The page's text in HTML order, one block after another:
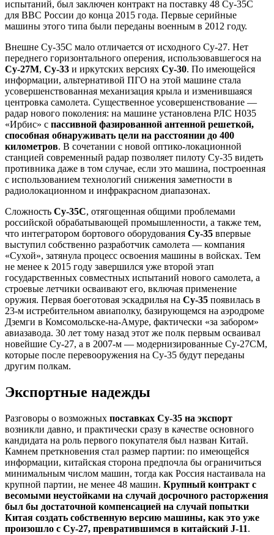
испытаний, был заключен контракт на поставку 48 Су-35С
для ВВС России до конца 2015 года. Первые серийные
машины этого типа были переданы военным в 2012 году.
Внешне Су-35С мало отличается от исходного Су-27. Нет
переднего горизонтального оперения, использовавшегося на
Су-27М, Су-33 и иркутских версиях Су-30. По имеющейся
информации, альтернативой ПГО на этой машине стала
усовершенствованная механизация крыла и изменившаяся
центровка самолета. Существенное усовершенствование —
радар нового поколения: на машине установлена РЛС Н035
«Ирбис» с пассивной фазированной антенной решеткой,
способная обнаруживать цели на расстоянии до 400
километров. В сочетании с новой оптико-локационной
станцией современный радар позволяет пилоту Су-35 видеть
противника даже в том случае, если это машина, построенная
с использованием технологий снижения заметности в
радиолокационном и инфракрасном диапазонах.
Сложность Су-35С, отягощенная общими проблемами
российской обрабатывающей промышленности, а также тем,
что интегратором бортового оборудования Су-35 впервые
выступил собственно разработчик самолета — компания
«Сухой», затянула процесс освоения машины в войсках. Тем
не менее к 2015 году завершился уже второй этап
государственных совместных испытаний нового самолета, а
строевые летчики осваивают его, включая применение
оружия. Первая боеготовая эскадрилья на Су-35 появилась в
23-м истребительном авиаполку, базирующемся на аэродроме
Дземги в Комсомольске-на-Амуре, фактически «за забором»
авиазавода. 30 лет тому назад этот же полк первым осваивал
новейшие Су-27, а в 2007-м — модернизированные Су-27СМ,
которые после перевооружения на Су-35 будут переданы
другим полкам.
Экспортные надежды
Разговоры о возможных поставках Су-35 на экспорт
возникли давно, и практически сразу в качестве основного
кандидата на роль первого покупателя был назван Китай.
Камнем преткновения стал размер партии: по имеющейся
информации, китайская сторона предпочла бы ограничиться
минимальным числом машин, тогда как Россия настаивала на
крупной партии, не менее 48 машин. Крупный контракт с
весомыми неустойками на случай досрочного расторжения
был бы достаточной компенсацией на случай попытки
Китая создать собственную версию машины, как это уже
произошло с Су-27, превратившимся в китайский J-11.